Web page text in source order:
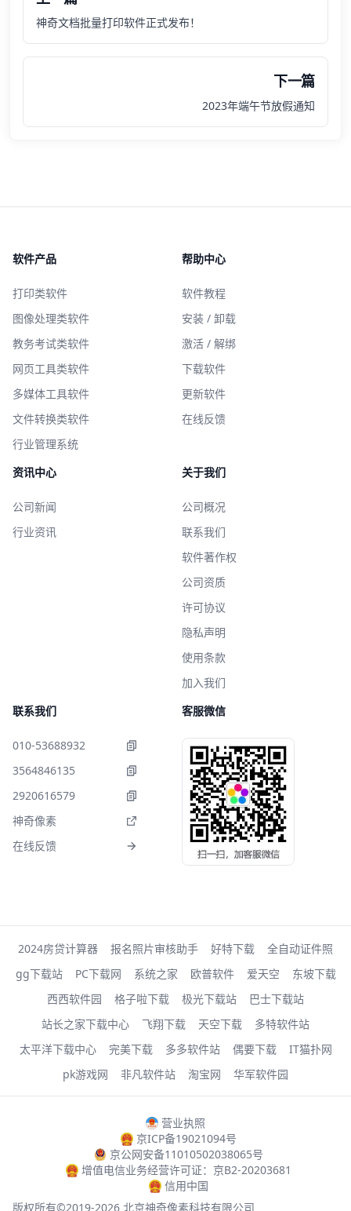
神奇文档批量打印软件正式发布！
下一篇
2023年端午节放假通知
软件产品
打印类软件
图像处理类软件
教务考试类软件
网页工具类软件
多媒体工具软件
文件转换类软件
行业管理系统
帮助中心
软件教程
安装 / 卸载
激活 / 解绑
下载软件
更新软件
在线反馈
资讯中心
公司新闻
行业资讯
关于我们
公司概况
联系我们
软件著作权
公司资质
许可协议
隐私声明
使用条款
加入我们
联系我们
010-53688932
3564846135
2920616579
神奇像素
在线反馈
客服微信
2024房贷计算器 报名照片审核助手 好特下载
全自动证件照
gg下载站
PC下载网 系统之家 欧普软件 爱天空
东坡下载
西西软件园
格子啦下载 极光下载站
巴士下载站
站长之家下载中心
飞翔下载 天空下载
多特软件站
太平洋下载中心
完美下载 多多软件站 偶要下载
IT猫扑网
pk游戏网
非凡软件站 淘宝网 华军软件园
营业执照
京ICP备19021094号
京公网安备11010502038065号
增值电信业务经营许可证：京B2-20203681
信用中国
版权所有©2019-2026 北京神奇像素科技有限公司